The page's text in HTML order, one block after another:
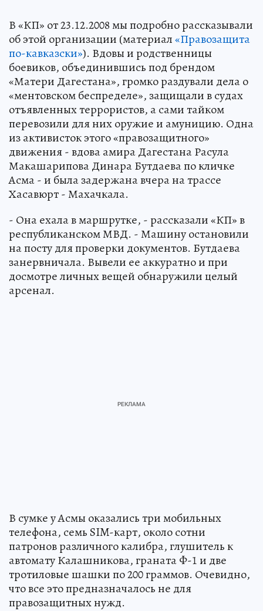
В «КП» от 23.12.2008 мы подробно рассказывали
об этой организации (материал«Правозащита
по-кавказски»). Вдовы и родственницы
боевиков, объединившись под брендом
«Матери Дагестана», громко раздували дела о
«ментовском беспределе», защищали в судах
отъявленных террористов, а сами тайком
перевозили для них оружие и амуницию. Одна
из активисток этого «правозащитного»
движения - вдова амира Дагестана Расула
Макашарипова Динара Бутдаева по кличке
Асма - и была задержана вчера на трассе
Хасавюрт - Махачкала.
- Она ехала в маршрутке, - рассказали «КП» в
республиканском МВД. - Машину остановили
на посту для проверки документов. Бутдаева
занервничала. Вывели ее аккуратно и при
досмотре личных вещей обнаружили целый
арсенал.
В сумке у Асмы оказались три мобильных
телефона, семь SIM-карт, около сотни
патронов различного калибра, глушитель к
автомату Калашникова, граната Ф-1 и две
тротиловые шашки по 200 граммов. Очевидно,
что все это предназначалось не для
правозащитных нужд.